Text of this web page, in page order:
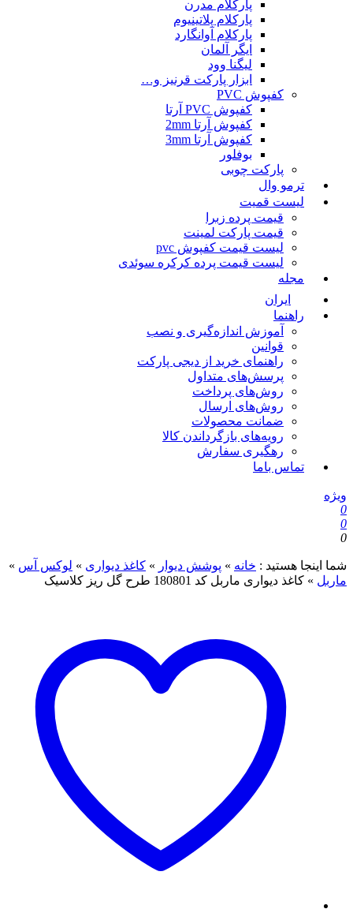
پارکلام مدرن
پارکلام پلاتینیوم
پارکلام آوانگارد
ایگر آلمان
لیگنا وود
ابزار پارکت قرنیز و…
کفپوش PVC
کفپوش PVC آرتا
کفپوش آرتا 2mm
کفپوش آرتا 3mm
بوفلور
پارکت چوبی
ترمو وال
لیست قمیت
قیمت پرده زبرا
قیمت پارکت لمینت
لیست قیمت کفپوش pvc
لیست قیمت پرده کرکره سوئدی
مجله
ایران
راهنما
آموزش اندازه‌گیری و نصب
قوانین
راهنمای خرید از دیجی پارکت
پرسش‌های متداول
روش‌های پرداخت
روش‌های ارسال
ضمانت محصولات
رویه‌های بازگرداندن کالا
رهگیری سفارش
تماس باما
اینجا هستید : خانه»پوشش دیوار »کاغذ دیواری»لوکس آس»
»کاغذ دیواری ماربل کد 180801 طرح گل ریز کلاسیک